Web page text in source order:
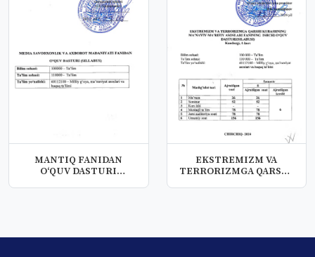
MANTIQ FANIDAN
O‘QUV DASTURI
EKSTREMIZM VA
TERRORIZMGA QARSHI